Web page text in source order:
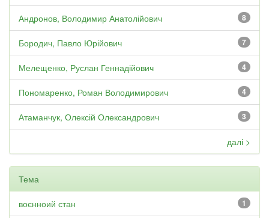
8
Андронов, Володимир Анатолійович
7
Бородич, Павло Юрійович
4
Мелещенко, Руслан Геннадійович
4
Пономаренко, Роман Володимирович
3
Атаманчук, Олексій Олександрович
далі >
Тема
1
воєнноий стан